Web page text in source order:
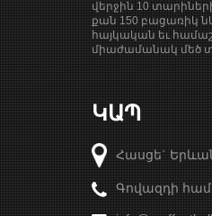
վերջին 10
քան 150 բացառիկ
հայկական եւ
միաժամանակ մեծ
ԿԱՊ
Հասցե`
Գովազդի